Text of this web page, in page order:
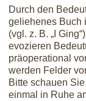
Durch den
geliehenes Buch
(vgl. z. B. „I
evozieren
präoperational
werden Felder
Bitte schauen
einmal in Ruhe